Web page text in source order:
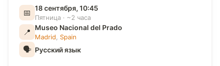
📅 18 сентября, 10:45
Пятница · ~2 часа
📍 Museo Nacional del Prado
Madrid Spain
🗣 Русский язык